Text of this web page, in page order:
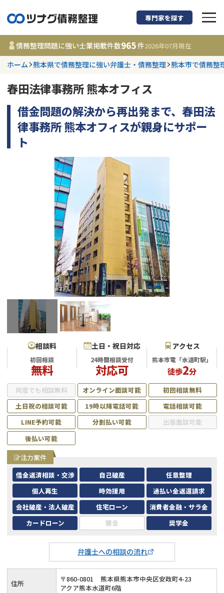
債務整理に強い弁
都道府県を選択
事務所
更新日 :2026年07月31日
借金返済相談・交渉
任意整理
時効援用
会社破産・法人破産
消費者金融・サラ金
費用相場
コラム
債務整理
個人再生（民事再生）
過払金
借金問題
専門家を探す
債務整理問題に強い士業掲載件数965件2026年07月現在
ホーム 熊本県で債務整理に強い弁護士・債務整理 熊本市で債務整
春田法律事務所 熊本オフィス
借金問題の解決から再出発まで、春田法
律事務所 熊本オフィスが親身にサポー
ト
相談料
初回相談
無料
土日・祝日対応
24時間相談受付
対応可
アクセス
熊本市電「水道町駅」
徒歩2分
何度でも相談無料 オンライン面談可能
初回相談無料
土日祝の相談可能
19時以降電話可能
電話相談可能
LINE予約可能
分割払い可能
出張面談可能
後払い可能
弁護士への相談の流れ
注力案件
借金返済相談・交渉
自己破産
任意整理
個人再生
時効援用
過払い金返還請求
会社破産・法人破産
住宅ローン
消費者金融・サラ金
カードローン
闇金 奨学金
住所 〒860-0801
熊本県熊本市中央区安政町4-23
アクア熊本水道町6階